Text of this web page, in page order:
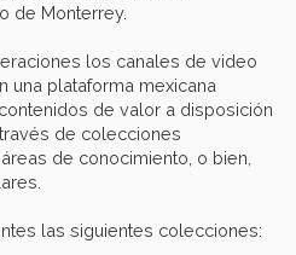
de Monterrey.
los canales de video
una plataforma mexicana
de valor a disposición
de colecciones
de conocimiento, o bien,
las siguientes colecciones: